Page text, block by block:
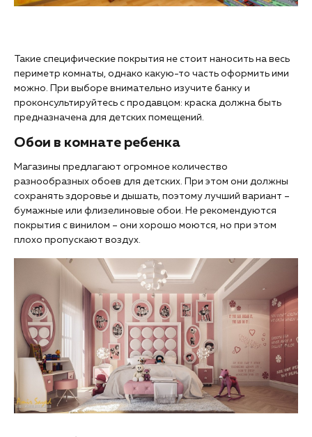
Такие специфические покрытия не стоит наносить на весь
периметр комнаты, однако какую-то часть оформить ими
можно. При выборе внимательно изучите банку и
проконсультируйтесь с продавцом: краска должна быть
предназначена для детских помещений.
Обои в комнате ребенка
Магазины предлагают огромное количество
разнообразных обоев для детских. При этом они должны
сохранять здоровье и дышать, поэтому лучший вариант –
бумажные или флизелиновые обои. Не рекомендуются
покрытия с винилом – они хорошо моются, но при этом
плохо пропускают воздух.